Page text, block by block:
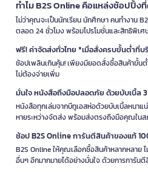
ทำไม B2S Online คือแหล่งช้อปปิ้ง
ไม่ว่าคุณจะเป็นนักเรียน นักศึกษา คนทำงาน
ตลอด 24 ชั่วโมง พร้อมโปรโมชั่นและสิทธิพิเศ
ฟรี! ค่าจัดส่งทั่วไทย *เมื่อสั่งครบขั้นต่ำที่
ช้อปเพลินเกินคุ้ม! เพียงมียอดสั่งซื้อสินค้าขั้น
ไม่ต้องจ่ายเพิ่ม
มั่นใจ หนังสือถึงมือปลอดภัย ด้วยบับเบิ้ล
หนังสือทุกเล่มจากบีทูเอสห่อด้วยบับเบิ้ลหนาแ
หายระหว่างจัดส่ง พร้อมส่งตรงถึงมือคุณใน
ช้อป B2S Online การันตีสินค้าของแท้
B2S Online ให้คุณเลือกซื้อสินค้าหลากหลาย
อื่นๆ อีกมากมายได้อย่างมั่นใจ ด้วยการการัน